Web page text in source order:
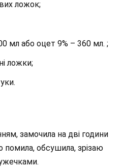
ложок;
мл або оцет 9% – 360 мл. ;
ложки;
замочила на дві години
помила, обсушила, зрізаю